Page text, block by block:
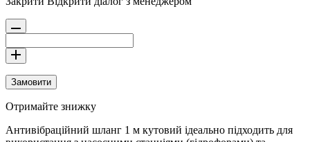
Замовити
Отримайте знижку
Антивібраційний шланг 1 м кутовий ідеально підходить для